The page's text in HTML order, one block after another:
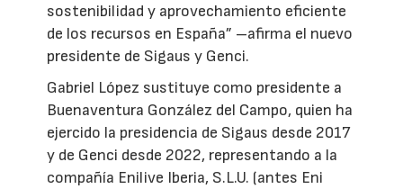
sostenibilidad y aprovechamiento eficiente
de los recursos en España” –afirma el nuevo
presidente de Sigaus y Genci.
Gabriel López sustituye como presidente a
Buenaventura González del Campo, quien ha
ejercido la presidencia de Sigaus desde 2017
y de Genci desde 2022, representando a la
compañía Enilive Iberia, S.L.U. (antes Eni